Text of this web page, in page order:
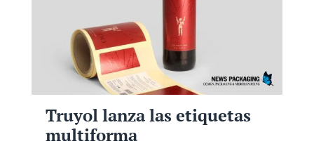
Truyol lanza las etiquetas
multiforma